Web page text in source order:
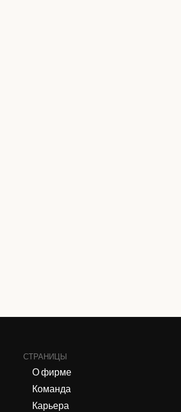
СТРАНИЦЫ
О фирме
Команда
Карьера